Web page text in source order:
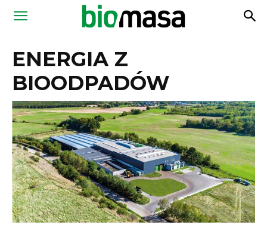
Magazyn
ENERGIA Z
BIOODPADÓW